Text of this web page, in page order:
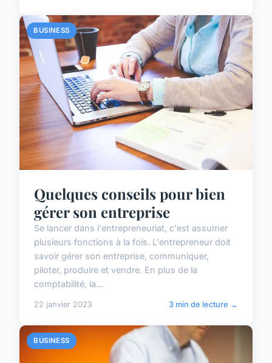
BUSINESS
Quelques conseils pour bien
gérer son entreprise
Se lancer dans l'entrepreneuriat, c'est assumer
plusieurs fonctions à la fois. L'entrepreneur doit
savoir gérer son entreprise, communiquer,
piloter, produire et vendre. En plus de la
comptabilité, la...
22 janvier 2023 3 min de lecture →
BUSINESS